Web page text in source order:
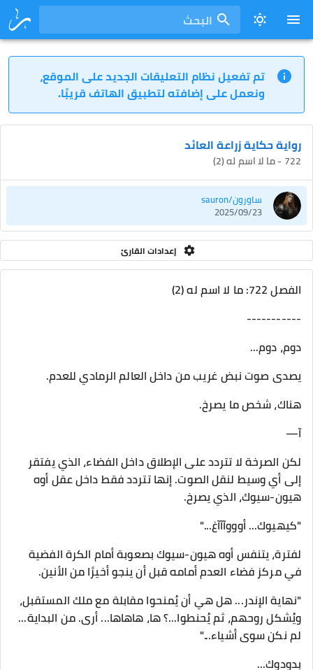
البحث
تم تفعيل نظام التعليقات الجديد على الموقع،
ونعمل على إضافته لتطبيق الهاتف قريبًا.
رواية حكاية زراعة العائد
722 - ما لا اسم له (2)
ساورون/sauron
2025/09/23
إعدادات القارئ
الفصل 722: ما لا اسم له (2)
-----------
دوم، دوم...
يصدى صوت نبض غريب من داخل العالم الرمادي للعدم.
هناك، شخص ما يصرخ.
آ—
لكن الصرخة لا تتردد على الإطلاق داخل الفضاء، الذي يفتقر
إلى أي وسيط لنقل الصوت. إنها تتردد فقط داخل عقل أوه
هيون-سيوك، الذي يصرخ.
"كيهيوك... أوووآآآغ..."
لفترة، يتنفس أوه هيون-سيوك بصعوبة أمام الكرة الفضية
في مركز فضاء العدم أمامه قبل أن ينجو أخيرًا من الأنين.
"نهاية الإندر... هل هي أن يُمنحوا مقابلة مع ملك المستقبل،
ويُشكل روحهم، ثم يُحنطوا...؟ ها، هاهاها... أرى. من البداية...
لم نكن سوى أشياء..."
بدودوك...